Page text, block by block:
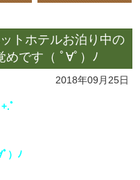
トホテルお泊り中の
めです（ ﾟ∀ﾟ）ﾉ
2018年09月25日
ﾟ
）ﾉ